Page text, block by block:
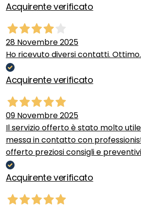
Acquirente verificato
28 Novembre 2025
Ho ricevuto diversi contatti.
Acquirente verificato
09 Novembre 2025
Il servizio offerto è stato molto
messa in contatto con
offerto preziosi consigli e
Acquirente verificato